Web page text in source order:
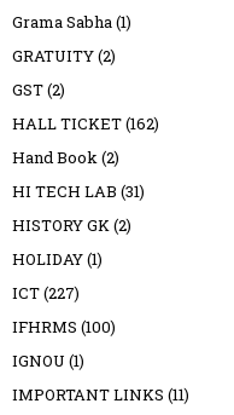
Grama Sabha(1)
GRATUITY(2)
GST(2)
HALL TICKET(162)
Hand Book(2)
HI TECH LAB (31)
HISTORY GK(2)
HOLIDAY(1)
ICT(227)
IFHRMS (100)
IGNOU (1)
IMPORTANT LINKS (11)